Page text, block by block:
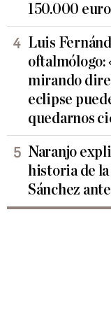
150.000
Luis
oftalmólogo:
mirando
eclipse
quedarnos
Naranjo
historia de
Sánchez